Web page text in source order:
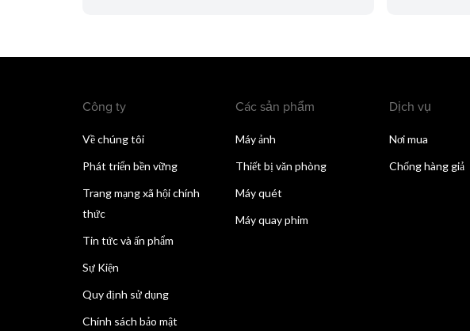
Công ty
Về chúng tôi
Phát triển bền vững
Trang mạng xã hội chính
thức
Tin tức và ấn phẩm
Sự Kiện
Quy định sử dụng
Chính sách bảo mật
Các sản phẩm
Máy ảnh
Thiết bị văn phòng
Máy quét
Máy quay phim
Dịch vụ
Nơi mua
Chống hàng giả